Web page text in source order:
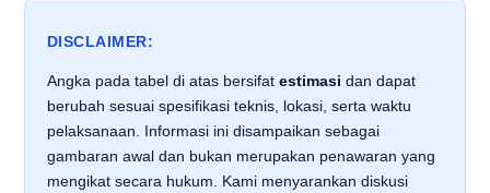
DISCLAIMER:
Angka pada tabel di atas bersifat estimasi dan dapat
berubah sesuai spesifikasi teknis, lokasi, serta waktu
pelaksanaan. Informasi ini disampaikan sebagai
gambaran awal dan bukan merupakan penawaran yang
mengikat secara hukum. Kami menyarankan diskusi